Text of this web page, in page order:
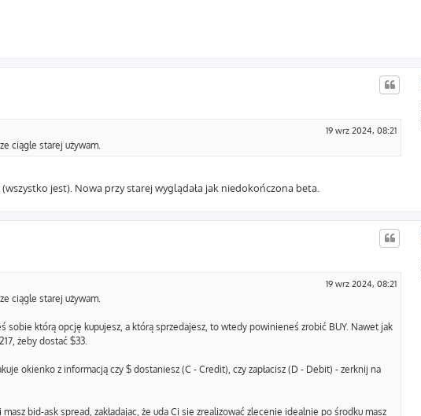
19 wrz 2024, 08:21
ciągle starej używam.
jest). Nowa przy starej wyglądała jak niedokończona beta.
19 wrz 2024, 08:21
ciągle starej używam.
sobie którą opcję kupujesz, a którą sprzedajesz, to wtedy powinieneś zrobić BUY. Nawet jak
żeby dostać $33.
okienko z informacją czy $ dostaniesz (C - Credit), czy zapłacisz (D - Debit) - zerknij na
bid-ask spread, zakładając, że uda Ci się zrealizować zlecenie idealnie po środku masz